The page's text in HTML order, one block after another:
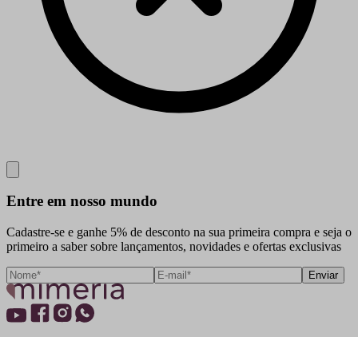
Entre em nosso mundo
Cadastre-se e ganhe 5% de desconto na sua primeira compra e seja o
primeiro a saber sobre lançamentos, novidades e ofertas exclusivas
Enviar